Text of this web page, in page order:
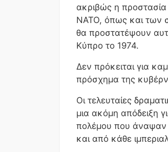
ακριβώς η
ΝΑΤΟ, όπως και των
θα προστατέψουν
Κύπρο το 1974.
Δεν πρόκειται για
πρόσχημα της
Οι τελευταίες
μια ακόμη απόδειξη
πολέμου που άναψαν
και από κάθε